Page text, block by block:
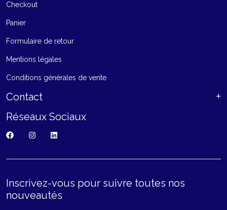
Checkout
Panier
Formulaire de retour
Mentions légales
Conditions générales de vente
Contact
Réseaux Sociaux
Inscrivez-vous pour suivre toutes nos
nouveautés